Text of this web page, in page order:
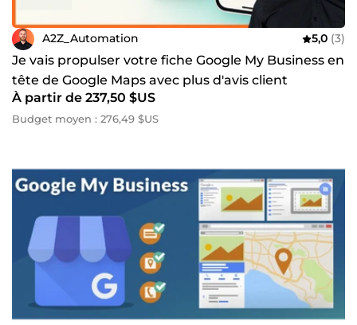
A2Z_Automation 5,0 (3)
Je vais propulser votre fiche Google My Business en
tête de Google Maps avec plus d'avis client
À partir de 237,50 $US
Budget moyen : 276,49 $US